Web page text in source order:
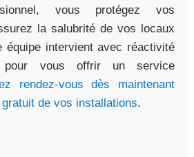
vous protégez vos
la salubrité de vos locaux
équipe intervient avec réactivité
pour vous offrir un service
rendez-vous dès maintenant
de vos installations.